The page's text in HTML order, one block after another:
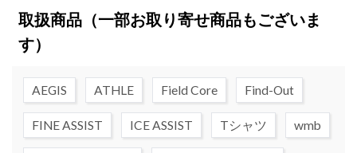
取扱商品（一部お取り寄せ商品もございま
す）
AEGIS ATHLE Field Core Find-Out
FINE ASSIST ICE ASSIST Tシャツ wmb